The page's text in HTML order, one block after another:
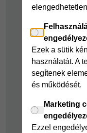
Ezek a sütik
használatát. A
segítenek
és működését.
Marketing
Ezzel
Takarékszámla
Pénzügyi
Cofidis Bank a
Zöldebb
Cofidis Bank a
Zöldebb Jövőért
Biztonságos
pénzügyek